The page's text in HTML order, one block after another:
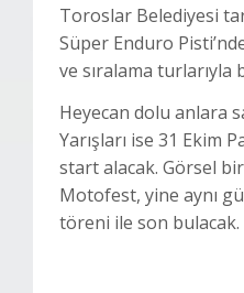
Toroslar Belediyesi
Süper Enduro
ve sıralama turlarıyla
Heyecan dolu anlara
Yarışları ise 31 Ekim
start alacak. Görsel
Motofest, yine aynı
töreni ile son bulacak.